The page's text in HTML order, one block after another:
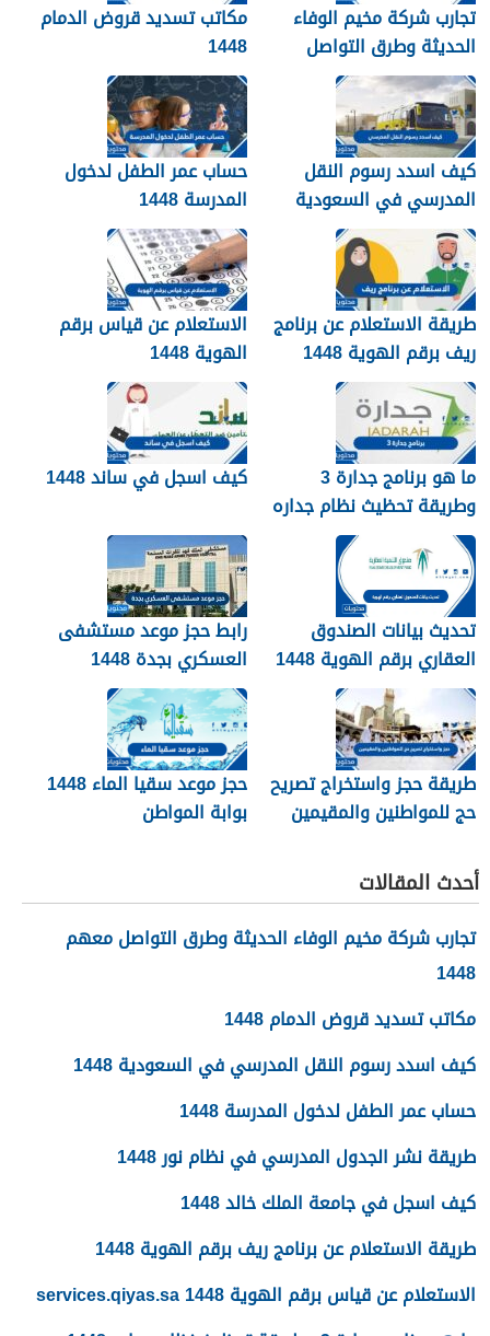
تجارب شركة مخيم الوفاء
الحديثة وطرق التواصل
معهم 1448
مكاتب تسديد قروض الدمام
1448
كيف اسدد رسوم النقل
المدرسي في السعودية
1448
حساب عمر الطفل لدخول
المدرسة 1448
طريقة الاستعلام عن برنامج
ريف برقم الهوية 1448
الاستعلام عن قياس برقم
الهوية 1448
services.qiyas.sa
ما هو برنامج جدارة 3
وطريقة تحظيث نظام جداره
1448
كيف اسجل في ساند 1448
تحديث بيانات الصندوق
العقاري برقم الهوية 1448
الرابط والخطوات
رابط حجز موعد مستشفى
العسكري بجدة 1448
طريقة حجز واستخراج تصريح
حج للمواطنين والمقيمين
حجز موعد سقيا الماء 1448
بوابة المواطن
أحدث المقالات
تجارب شركة مخيم الوفاء الحديثة وطرق التواصل معهم
1448
مكاتب تسديد قروض الدمام 1448
كيف اسدد رسوم النقل المدرسي في السعودية 1448
حساب عمر الطفل لدخول المدرسة 1448
طريقة نشر الجدول المدرسي في نظام نور 1448
كيف اسجل في جامعة الملك خالد 1448
طريقة الاستعلام عن برنامج ريف برقم الهوية 1448
الاستعلام عن قياس برقم الهوية 1448 services.qiyas.sa